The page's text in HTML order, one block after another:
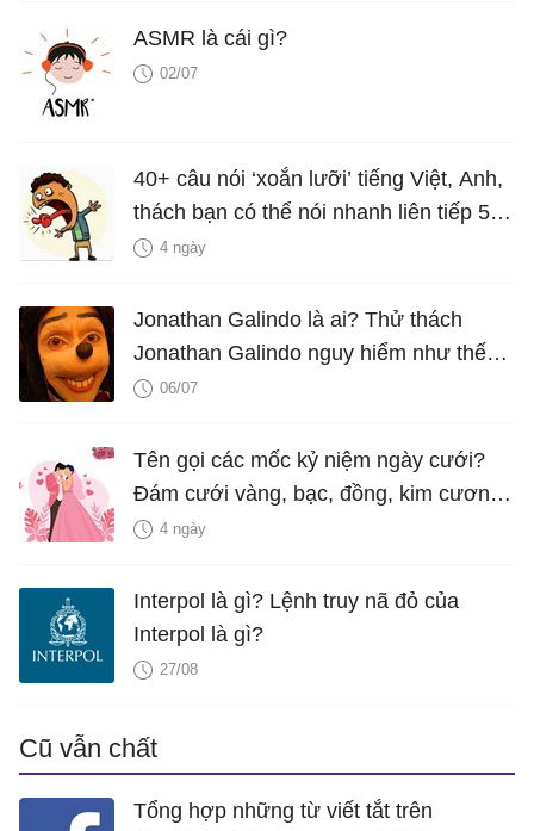
ASMR là cái gì?
02/07
40+ câu nói ‘xoắn lưỡi’ tiếng Việt, Anh,
thách bạn có thể nói nhanh liên tiếp 5
lần mà vẫn trôi chảy
4 ngày
Jonathan Galindo là ai? Thử thách
Jonathan Galindo nguy hiểm như thế
nào?06/07
Tên gọi các mốc kỷ niệm ngày cưới?
Đám cưới vàng, bạc, đồng, kim cương
là bao nhiêu năm?
4 ngày
Interpol là gì? Lệnh truy nã đỏ của
Interpol là gì?
27/08
Cũ vẫn chất
Tổng hợp những từ viết tắt trên